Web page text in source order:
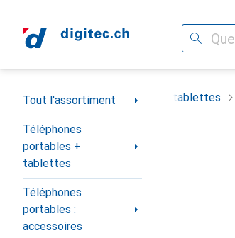
Recherche
Navigation par catégorie
Tout l'assortiment
Téléphones
portables +
tablettes
Téléphones
portables :
accessoires
Téléphones portables + tablettes